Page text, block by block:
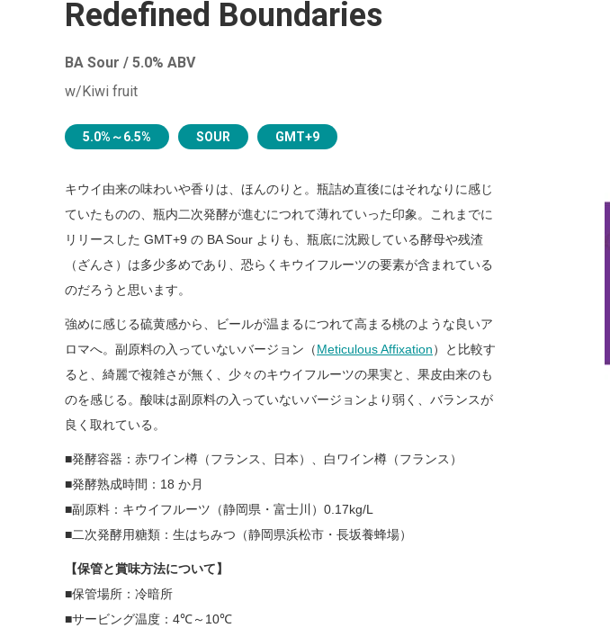
Redefined Boundaries
BA Sour / 5.0% ABV
w/Kiwi fruit
5.0%～6.5% SOUR GMT+9
キウイ由来の味わいや香りは、ほんのりと。瓶詰め直後にはそれなりに感じ
ていたものの、瓶内二次発酵が進むにつれて薄れていった印象。これまでに
リリースした GMT+9 の BA Sour よりも、瓶底に沈殿している酵母や残渣
（ざんさ）は多少多めであり、恐らくキウイフルーツの要素が含まれている
のだろうと思います。
強めに感じる硫黄感から、ビールが温まるにつれて高まる桃のような良いア
ロマへ。副原料の入っていないバージョン（Meticulous Affixation）と比較す
ると、綺麗で複雑さが無く、少々のキウイフルーツの果実と、果皮由来のも
のを感じる。酸味は副原料の入っていないバージョンより弱く、バランスが
良く取れている。
■発酵容器：赤ワイン樽（フランス、日本）、白ワイン樽（フランス）
■発酵熟成時間：18 か月
■副原料：キウイフルーツ（静岡県・富士川）0.17kg/L
■二次発酵用糖類：生はちみつ（静岡県浜松市・⾧坂養蜂場）
【保管と賞味方法について】
■保管場所：冷暗所
■サービング温度：4℃～10℃